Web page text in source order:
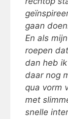
gaan
En als
roepen
dan heb
daar nog
qua vorm
met
snelle